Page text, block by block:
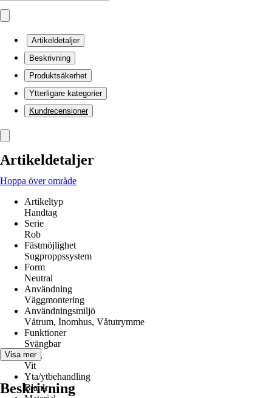
Artikeldetaljer
Beskrivning
Produktsäkerhet
Ytterligare kategorier
Kundrecensioner
Artikeldetaljer
Hoppa över område
Artikeltyp
Handtag
Serie
Rob
Fästmöjlighet
Sugproppssystem
Form
Neutral
Användning
Väggmontering
Användningsmiljö
Våtrum, Inomhus, Våtutrymme
Funktioner
Svängbar
Färg
Vit
Yta/ytbehandling
Blank
Visa mer
Beskrivning